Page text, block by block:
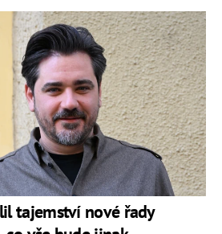
tajemství nové řady